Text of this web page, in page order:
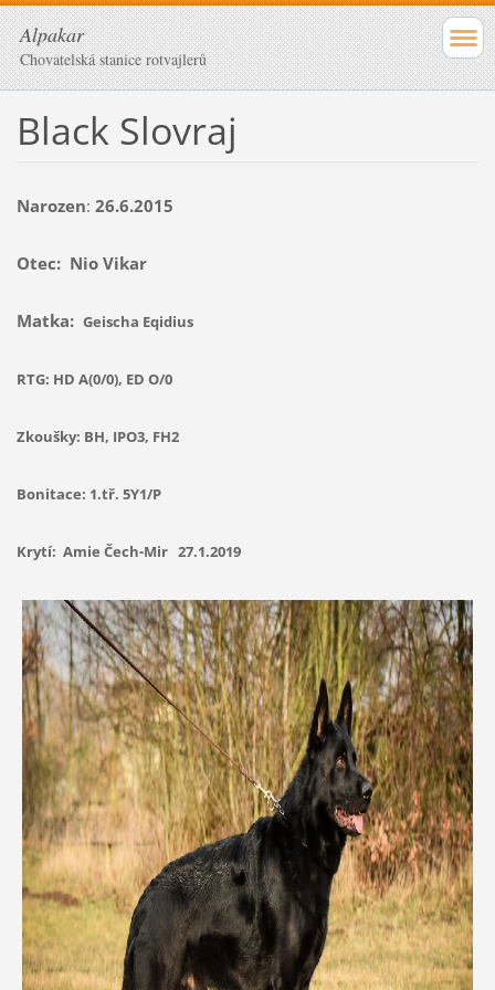
Alpakar
Chovatelská stanice rotvajlerů
Black Slovraj
Narozen: 26.6.2015
Otec: Nio Vikar
Matka: Geischa Eqidius
RTG: HD A(0/0), ED O/0
Zkoušky: BH, IPO3, FH2
Bonitace: 1.tř. 5Y1/P
Krytí: Amie Čech-Mir 27.1.2019